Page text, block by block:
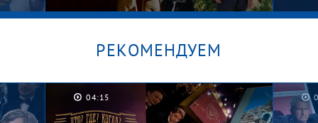
Котлеты на шкафу. Мужское /
РЕКОМЕНДУЕМ
04:15